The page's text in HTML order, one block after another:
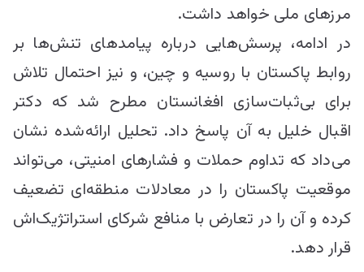
مرزهای ملی خواهد داشت.
در ادامه، پرسش‌هایی درباره پیامدهای تنش‌ها بر
روابط پاکستان با روسیه و چین، و نیز احتمال تلاش
برای بی‌ثبات‌سازی افغانستان مطرح شد که دکتر
اقبال خلیل به آن پاسخ داد. تحلیل ارائه‌شده نشان
می‌داد که تداوم حملات و فشارهای امنیتی، می‌تواند
موقعیت پاکستان را در معادلات منطقه‌‌ای تضعیف
کرده و آن را در تعارض با منافع شرکای استراتژیک‌اش
قرار دهد.